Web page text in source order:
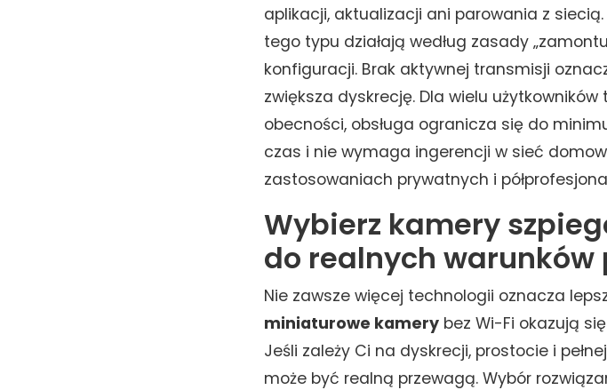
aplikacji, aktualizacji ani parowania z siecią.
tego typu działają według zasady
konfiguracji. Brak aktywnej transmisji
zwiększa dyskrecję. Dla wielu
obecności, obsługa ogranicza się do
czas i nie wymaga ingerencji w sieć
zastosowaniach prywatnych i
Wybierz kamery
do realnych warunków
Nie zawsze więcej technologii oznacza
miniaturowe kamery bez Wi-Fi okazują
Jeśli zależy Ci na dyskrecji, prostocie i
może być realną przewagą. Wybór